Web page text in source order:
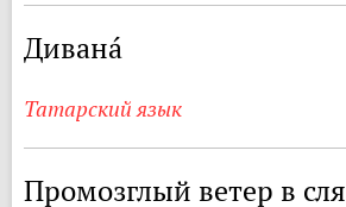
Диванá
Татарский язык
Промозглый ветер в